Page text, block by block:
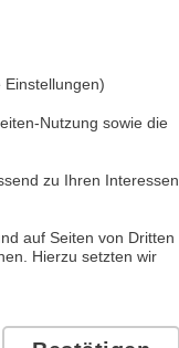
Nutzung sowie die
zu Ihren Interessen
auf Seiten von Dritten
Hierzu setzten wir